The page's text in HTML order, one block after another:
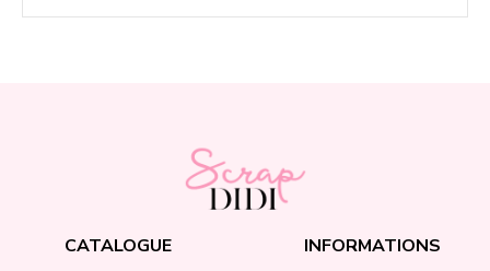
CATALOGUE INFORMATIONS